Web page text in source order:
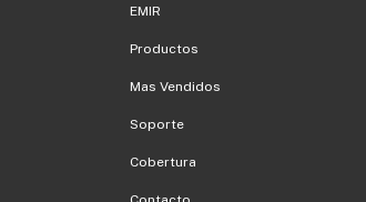
EMIR
Productos
Mas Vendidos
Soporte
Cobertura